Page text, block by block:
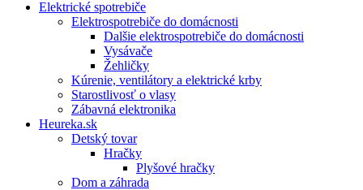
Elektrické spotrebiče
Elektrospotrebiče do domácnosti
Dalšie elektrospotrebiče do domácnosti
Vysávače
Žehličky
Kúrenie, ventilátory a elektrické krby
Starostlivosť o vlasy
Zábavná elektronika
Heureka.sk
Detský tovar
Hračky
Plyšové hračky
Dom a záhrada